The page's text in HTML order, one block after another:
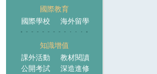
國際教育
國際學校
海外留學
知識增值
課外活動
教材閱讀
公開考試
深造進修